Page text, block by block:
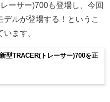
ーサー)700も登場し、今回
ルが登場する！というこ
ます。
型TRACER(トレーサー)700を正